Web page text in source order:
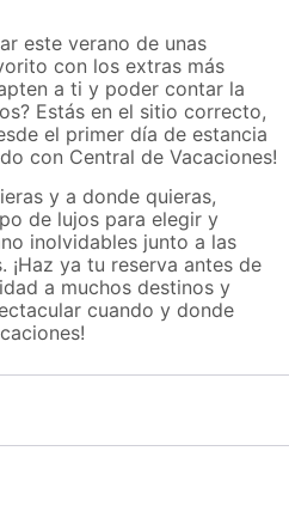
este verano de unas
con los extras más
a ti y poder contar la
Estás en el sitio correcto,
el primer día de estancia
con Central de Vacaciones!
y a donde quieras,
de lujos para elegir y
inolvidables junto a las
¡Haz ya tu reserva antes de
a muchos destinos y
cuando y donde